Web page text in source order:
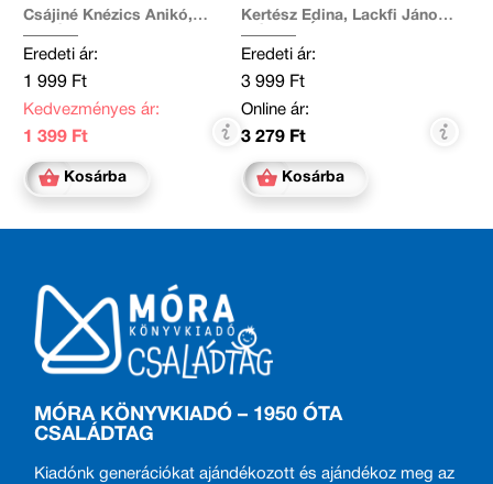
Csájiné Knézics Anikó,
Eredeti ár:
1 999 Ft
Kedvezményes ár:
1 399 Ft
Kosárba
Kertész Edina, Lackfi János,
Luzsányi Mónika, Molnár
Krisztina Rita, Szabó Imola
Julianna, Tamás Zsuzsa,
Tóth Krisztina, Várfalvy
Emőke, Vig Balázs
Eredeti ár:
3 999 Ft
Online ár:
3 279 Ft
Kosárba
MÓRA KÖNYVKIADÓ – 1950 ÓTA
CSALÁDTAG
Kiadónk generációkat ajándékozott és ajándékoz meg az